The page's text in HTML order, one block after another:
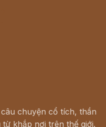
chuyện cổ tích, thần
khắp nơi trên thế giới.